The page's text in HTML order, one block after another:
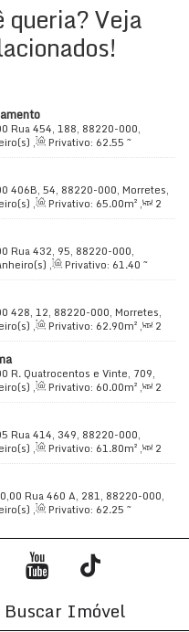
queria? Veja
Rua 454, 188, 88220-000,
Brasil
, Privativo: 62.55 ~
, Total: 62.55m² ,
1
406B, 54, 88220-000, Morretes,
, Privativo: 65.00m² ,
2
80.00m², 1 Vaga(s), 450m
Rua 432, 95, 88220-000,
Brasil
, Privativo: 61.40 ~
Suíte(s), Total: 60.25m² ,
1
428, 12, 88220-000, Morretes,
, Privativo: 62.90m² ,
2
99.00m², 1 Vaga(s),
Útil:
R. Quatrocentos e Vinte, 709,
Santa Catarina, Brasil
, Privativo: 60.00m² ,
2
60.00m², 1 Vaga(s),
Útil:
Rua 414, 349, 88220-000,
Brasil
, Privativo: 61.80m² ,
2
61.80m², 1 Vaga(s), 650m
Rua 460 A, 281, 88220-000,
Brasil
, Privativo: 62.25 ~
Mar, Útil:62.25~ 63.05m²
Buscar Imóvel